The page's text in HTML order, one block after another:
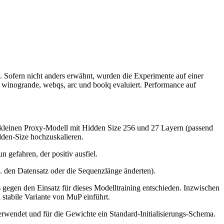
nicht anders erwähnt, wurden die Experimente auf einer
webqs, arc und boolq evaluiert. Performance auf
Proxy-Modell mit Hidden Size 256 und 27 Layern (passend
Size hochzuskalieren.
gefahren, der positiv ausfiel.
Datensatz oder die Sequenzlänge änderten).
den Einsatz für dieses Modelltraining entschieden. Inzwischen
Variante von MuP einführt.
und für die Gewichte ein Standard-Initialisierungs-Schema.